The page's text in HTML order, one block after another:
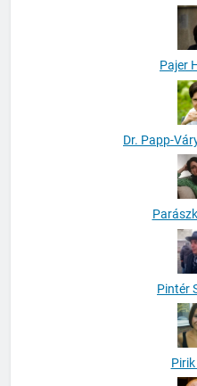
Pajer
Dr. Papp-
Pintér